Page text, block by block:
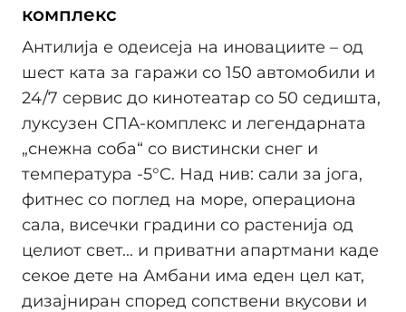
комплекс
Антилија е одеисеја на иновациите – од
шест ката за гаражи со 150 автомобили и
24/7 сервис до кинотеатар со 50 седишта,
луксузен СПА-комплекс и легендарната
„снежна соба“ со вистински снег и
температура -5°C. Над нив: сали за јога,
фитнес со поглед на море, операциона
сала, висечки градини со растенија од
целиот свет... и приватни апартмани каде
секое дете на Амбани има еден цел кат,
дизајниран според сопствени вкусови и